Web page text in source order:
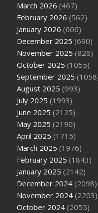
March 2026 (467)
February 2026 (562)
January 2026 (606)
December 2025 (690)
November 2025 (826)
October 2025 (1055)
September 2025
August 2025 (993)
July 2025 (1993)
June 2025 (2125)
May 2025 (2190)
April 2025 (1715)
March 2025 (1976)
February 2025 (1843)
January 2025 (2142)
December 2024 (2098)
November 2024 (2203)
October 2024 (2055)